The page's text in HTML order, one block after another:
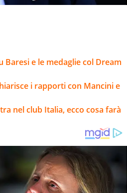
Baresi e le medaglie col Dream
i rapporti con Mancini e
nel club Italia, ecco cosa farà